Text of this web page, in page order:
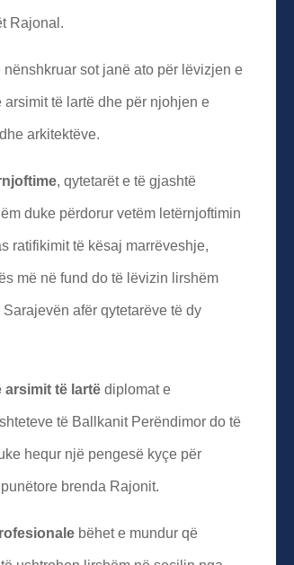
Rajonal.
sot janë ato për lëvizjen e
të lartë dhe për njohjen e
arkitektëve.
, qytetarët e të gjashtë
duke përdorur vetëm letërnjoftimin
ratifikimit të kësaj marrëveshje,
më në fund do të lëvizin lirshëm
afër qytetarëve të dy
arsimit të lartë diplomat e
të Ballkanit Perëndimor do të
hequr një pengesë kyçe për
brenda Rajonit.
bëhet e mundur që